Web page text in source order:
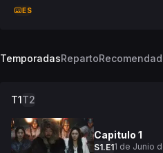
ES
TemporadasReparto
T1T2
Capitulo 1
S1.E11 de Junio